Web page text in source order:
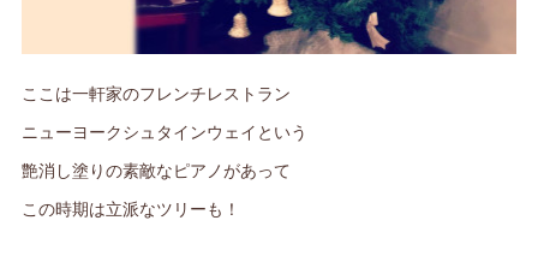
ここは一軒家のフレンチレストラン
ニューヨークシュタインウェイという
艶消し塗りの素敵なピアノがあって
この時期は立派なツリーも！